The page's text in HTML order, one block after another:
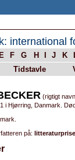
international
E F G H J K
Tidstavle
(rigtigt
i Hjørring, Danmark.
på: